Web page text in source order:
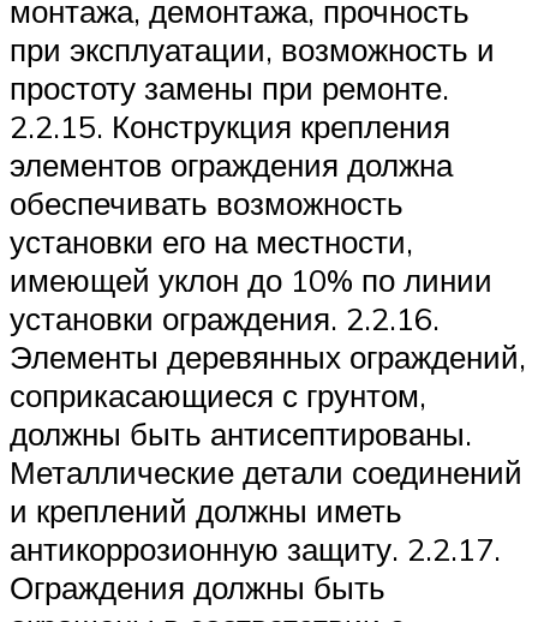
монтажа, демонтажа, прочность
при эксплуатации, возможность и
простоту замены при ремонте.
2.2.15. Конструкция крепления
элементов ограждения должна
обеспечивать возможность
установки его на местности,
имеющей уклон до 10% по линии
установки ограждения. 2.2.16.
Элементы деревянных ограждений,
соприкасающиеся с грунтом,
должны быть антисептированы.
Металлические детали соединений
и креплений должны иметь
антикоррозионную защиту. 2.2.17.
Ограждения должны быть